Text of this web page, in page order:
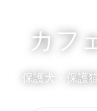
カフ
保護犬・保護